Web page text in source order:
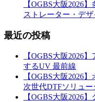
【OGBS大阪2026
ストレーター・デ
最近の投稿
【OGBS大阪2026
するUV 最前線
【OGBS大阪2026
次世代DTFソリュ
【OGBS大阪2026